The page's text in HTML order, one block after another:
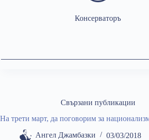
Консерваторъ
Свързани публикации
На трети март, да поговорим за
Ангел Джамбазки 03/03/2018